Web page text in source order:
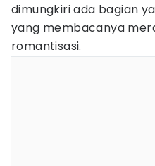
dimungkiri ada bagian
yang membacanya
romantisasi.